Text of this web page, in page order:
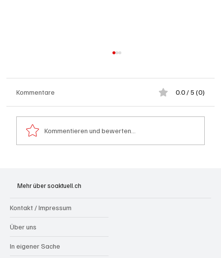
Kommentare 0.0 / 5 (0)
Kommentieren und bewerten...
Mehr über soaktuell.ch
Kontakt / Impressum
Über uns
In eigener Sache